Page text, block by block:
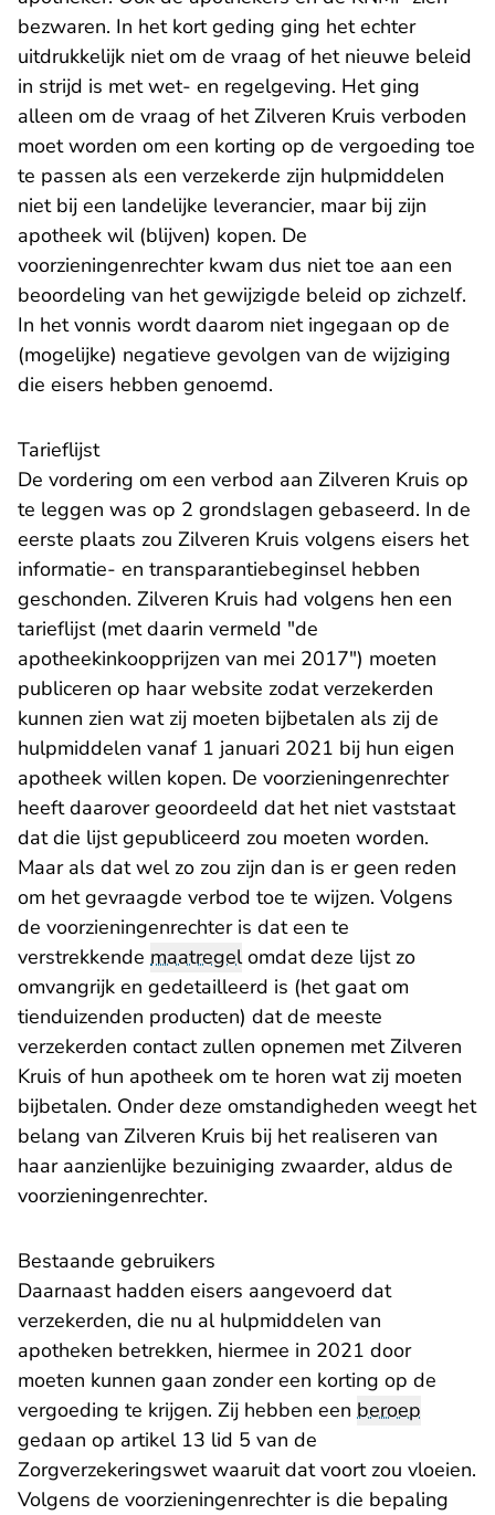
bezwaren. In het kort geding ging het echter
uitdrukkelijk niet om de vraag of het nieuwe beleid
in strijd is met wet- en regelgeving. Het ging
alleen om de vraag of het Zilveren Kruis verboden
moet worden om een korting op de vergoeding toe
te passen als een verzekerde zijn hulpmiddelen
niet bij een landelijke leverancier, maar bij zijn
apotheek wil (blijven) kopen. De
voorzieningenrechter kwam dus niet toe aan een
beoordeling van het gewijzigde beleid op zichzelf.
In het vonnis wordt daarom niet ingegaan op de
(mogelijke) negatieve gevolgen van de wijziging
die eisers hebben genoemd.
Tarieflijst
De vordering om een verbod aan Zilveren Kruis op
te leggen was op 2 grondslagen gebaseerd. In de
eerste plaats zou Zilveren Kruis volgens eisers het
informatie- en transparantiebeginsel hebben
geschonden. Zilveren Kruis had volgens hen een
tarieflijst (met daarin vermeld "de
apotheekinkoopprijzen van mei 2017") moeten
publiceren op haar website zodat verzekerden
kunnen zien wat zij moeten bijbetalen als zij de
hulpmiddelen vanaf 1 januari 2021 bij hun eigen
apotheek willen kopen. De voorzieningenrechter
heeft daarover geoordeeld dat het niet vaststaat
dat die lijst gepubliceerd zou moeten worden.
Maar als dat wel zo zou zijn dan is er geen reden
om het gevraagde verbod toe te wijzen. Volgens
de voorzieningenrechter is dat een te
verstrekkende maatregelomdat deze lijst zo
omvangrijk en gedetailleerd is (het gaat om
tienduizenden producten) dat de meeste
verzekerden contact zullen opnemen met Zilveren
Kruis of hun apotheek om te horen wat zij moeten
bijbetalen. Onder deze omstandigheden weegt het
belang van Zilveren Kruis bij het realiseren van
haar aanzienlijke bezuiniging zwaarder, aldus de
voorzieningenrechter.
Bestaande gebruikers
Daarnaast hadden eisers aangevoerd dat
verzekerden, die nu al hulpmiddelen van
apotheken betrekken, hiermee in 2021 door
moeten kunnen gaan zonder een korting op de
vergoeding te krijgen. Zij hebben een beroep
gedaan op artikel 13 lid 5 van de
Zorgverzekeringswet waaruit dat voort zou vloeien.
Volgens de voorzieningenrechter is die bepaling